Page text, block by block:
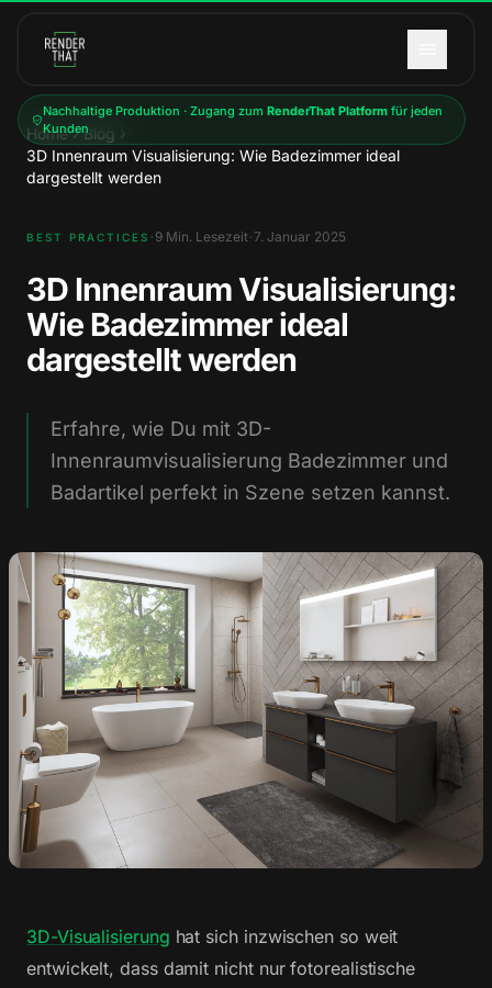
Nachhaltige Produktion · Zugang zum RenderThat Platform für jeden
Kunden
Home
Blog
3D Innenraum Visualisierung: Wie Badezimmer ideal
dargestellt werden
BEST PRACTICES · 9 Min. Lesezeit· 7. Januar 2025
3D Innenraum Visualisierung:
Wie Badezimmer ideal
dargestellt werden
Erfahre, wie Du mit 3D-
Innenraumvisualisierung Badezimmer und
Badartikel perfekt in Szene setzen kannst.
3D-Visualisierung hat sich inzwischen so weit
entwickelt, dass damit nicht nur fotorealistische